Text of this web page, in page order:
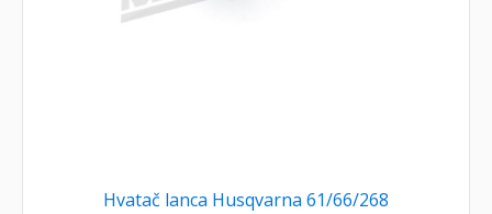
Hvatač lanca Husqvarna 61/66/268